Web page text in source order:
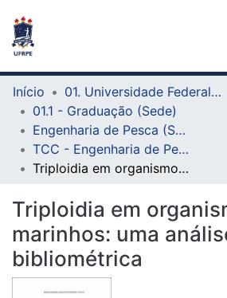
Início
01. Universidade Federal Rural de Pernambuco - UFRPE (Sede)
01.1 - Graduação (Sede)
TCC - Engenharia de Pesca (Sede)
Triploidia em organismos marinhos: uma análise bibliométrica
marinhos: uma análise
bibliométrica